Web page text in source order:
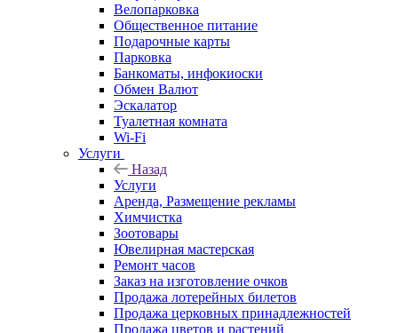
Велопарковка
Общественное питание
Подарочные карты
Парковка
Банкоматы, инфокиоски
Обмен Валют
Эскалатор
Туалетная комната
Wi-Fi
Услуги
Назад
Услуги
Аренда, Размещение рекламы
Химчистка
Зоотовары
Ювелирная мастерская
Ремонт часов
Заказ на изготовление очков
Продажа лотерейных билетов
Продажа церковных принадлежностей
Продажа цветов и растений